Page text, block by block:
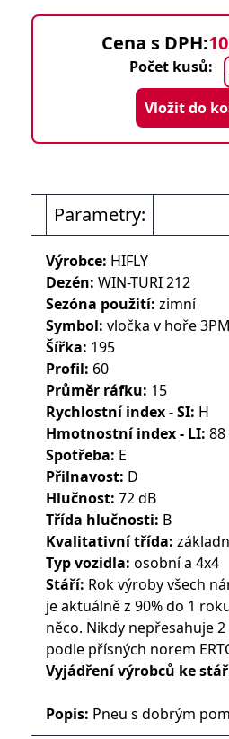
Cena s DPH:
Počet kusů:
Vložit
Parametry:
Výrobce: HIFLY
Dezén: WIN-TURI 212
Sezóna použití: zimní
Symbol: vločka v hoře
Šířka: 195
Profil: 60
Průměr ráfku: 15
Rychlostní index - SI: H
Hmotnostní index - LI: 88
Spotřeba: E
Přilnavost: D
Hlučnost: 72 dB
Třída hlučnosti: B
Kvalitativní třída:
Typ vozidla: osobní a 4x4
Stáří: Rok výroby všech
je aktuálně z 90% do 1
něco. Nikdy nepřesahuje
podle přísných norem
Vyjádření výrobců ke
Popis: Pneu s dobrým